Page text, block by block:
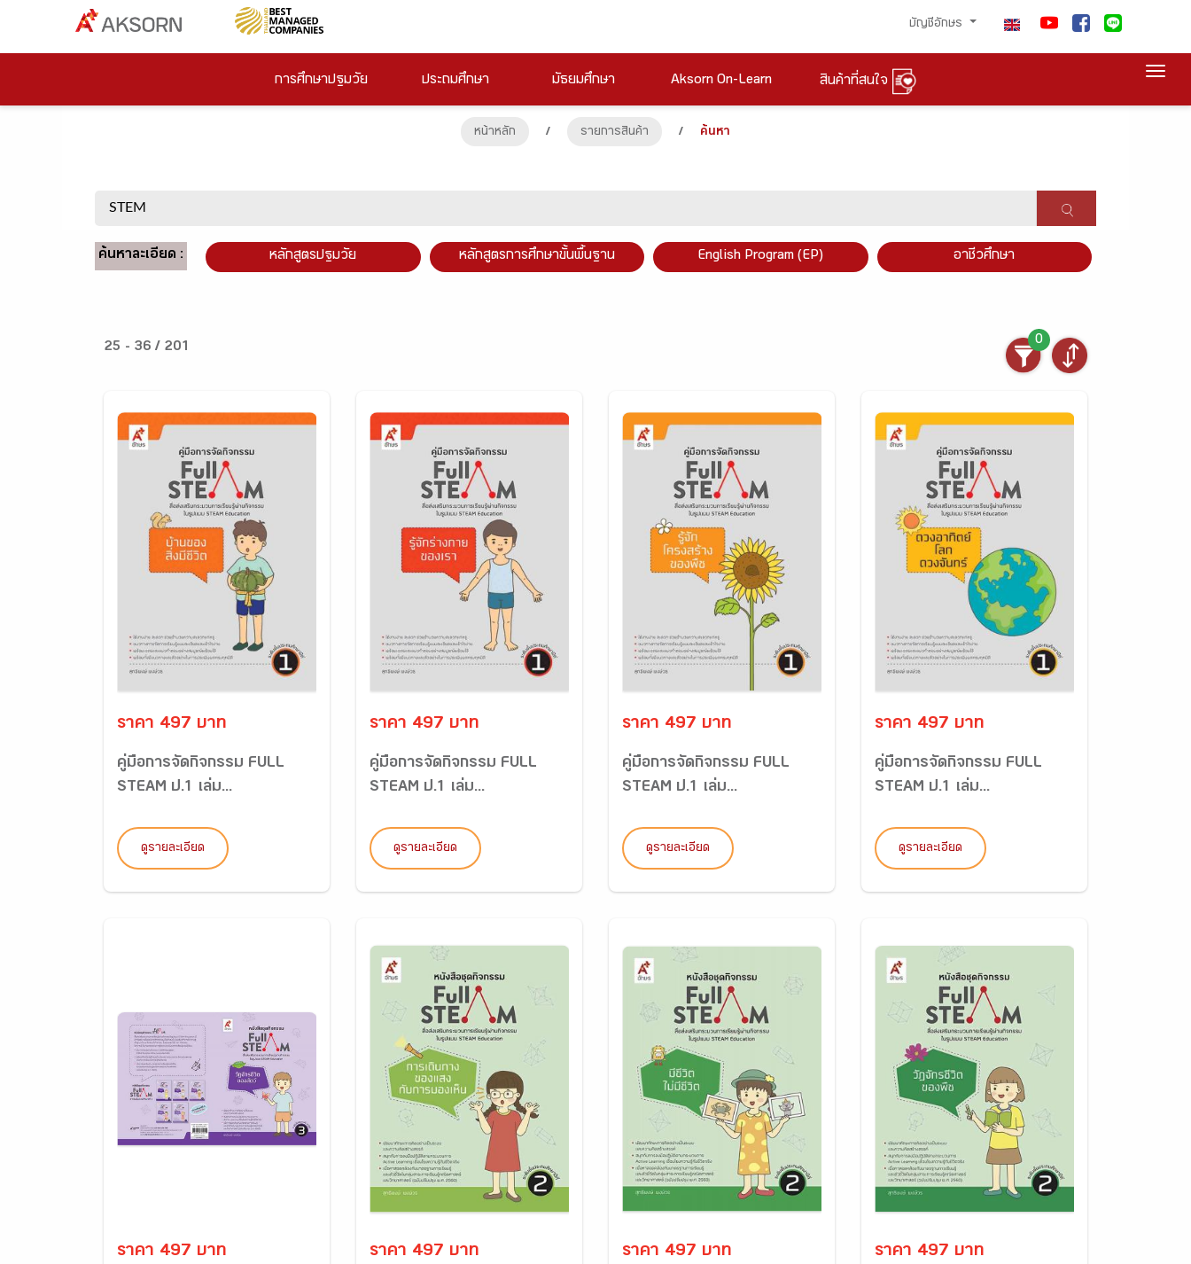
บัญชีอักษร
การศึกษาปฐมวัย ประถมศึกษา มัธยมศึกษา Aksorn On-Learn สินค้าที่สนใจ
หน้าหลัก / รายการสินค้า / ค้นหา
ค้นหาละเอียด : หลักสูตรปฐมวัย หลักสูตรการศึกษาขั้นพื้นฐาน English Program (EP) อาชีวศึกษา
25 - 36 / 201
0
ราคา 497 บาท
คู่มือการจัดกิจกรรม FULL
STEAM ป.1 เล่ม...
ดูรายละเอียด
ราคา 497 บาท
คู่มือการจัดกิจกรรม FULL
STEAM ป.1 เล่ม...
ดูรายละเอียด
ราคา 497 บาท
คู่มือการจัดกิจกรรม FULL
STEAM ป.1 เล่ม...
ดูรายละเอียด
ราคา 497 บาท
คู่มือการจัดกิจกรรม FULL
STEAM ป.1 เล่ม...
ดูรายละเอียด
ราคา 497 บาท ราคา 497 บาท ราคา 497 บาท ราคา 497 บาท